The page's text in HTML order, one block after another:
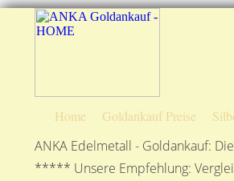
Home Goldankauf Preise
ANKA Edelmetall - Goldankauf:
***** Unsere Empfehlung: